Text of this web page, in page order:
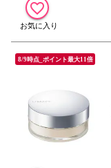
8/9時点_ポイント最大11倍